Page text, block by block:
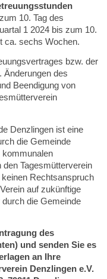
10. Tag des
1 2024 bis zum 10.
ca. sechs Wochen.
bzw. der
Änderungen des
Beendigung von
Denzlingen ist eine
die Gemeinde
kommunalen
Tagesmütterverein
Rechtsanspruch
auf zukünftige
die Gemeinde
des
und senden Sie es
an Ihre
Denzlingen e.V.